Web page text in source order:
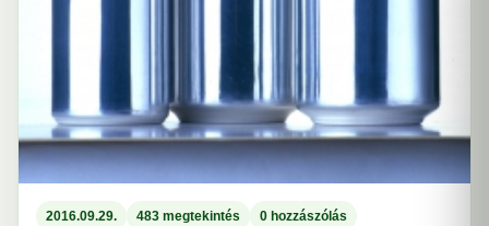
2016.09.29. 483 megtekintés 0 hozzászólás